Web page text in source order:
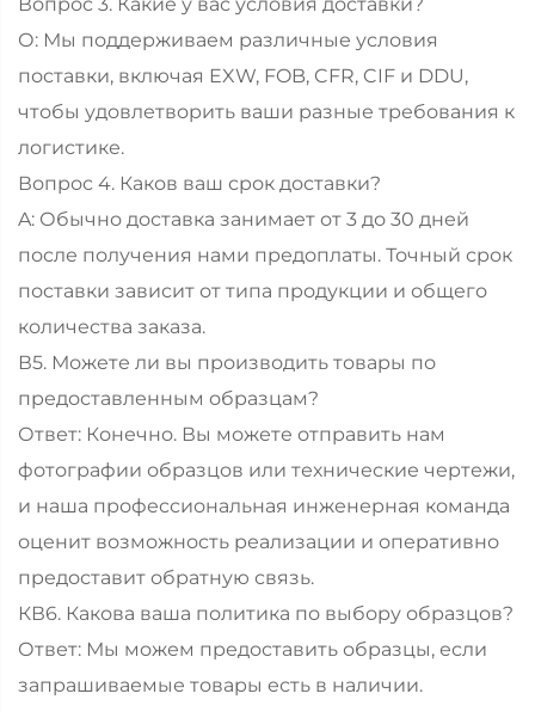
О: Мы поддерживаем различные условия
поставки, включая EXW, FOB, CFR, CIF и DDU,
чтобы удовлетворить ваши разные требования к
логистике.
Вопрос 4. Каков ваш срок доставки?
A: Обычно доставка занимает от 3 до 30 дней
после получения нами предоплаты. Точный срок
поставки зависит от типа продукции и общего
количества заказа.
В5. Можете ли вы производить товары по
предоставленным образцам?
Ответ: Конечно. Вы можете отправить нам
фотографии образцов или технические чертежи,
и наша профессиональная инженерная команда
оценит возможность реализации и оперативно
предоставит обратную связь.
КВ6. Какова ваша политика по выбору образцов?
Ответ: Мы можем предоставить образцы, если
запрашиваемые товары есть в наличии.